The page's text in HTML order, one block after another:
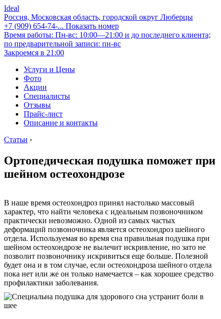
Ideal
Россия, Московская область, городской округ Люберцы
+7 (909) 654-74-... Показать номер
Время работы: Пн-вс: 10:00—21:00 и до последнего клиента;
по предварительной записи: пн-вс
Закроемся в 21:00
Услуги и Цены
Фото
Акции
Специалисты
Отзывы
Прайс-лист
Описание и контакты
Статьи ›
Ортопедическая подушка поможет при
шейном остеохондрозе
В наше время остеохондроз принял настолько массовый
характер, что найти человека с идеальным позвоночником
практически невозможно. Одной из самых частых
деформаций позвоночника является остеохондроз шейного
отдела. Используемая во время сна правильная подушка при
шейном остеохондрозе не вылечит искривление, но зато не
позволит позвоночнику искривиться еще больше. Полезной
будет она и в том случае, если остеохондроза шейного отдела
пока нет или же он только намечается – как хорошее средство
профилактики заболевания.